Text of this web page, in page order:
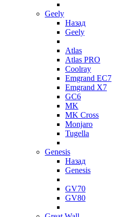
Geely
Назад
Geely
Atlas
Atlas PRO
Coolray
Emgrand EC7
Emgrand X7
GC6
MK
MK Cross
Monjaro
Tugella
Genesis
Назад
Genesis
GV70
GV80